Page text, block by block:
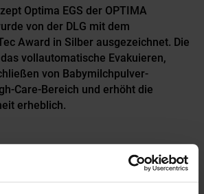
Optima EGS der OPTIMA
von der DLG mit dem
Award in Silber ausgezeichnet. Die
vollautomatische Evakuieren,
von Babymilchpulver-
Care-Bereich und erhöht die
erheblich.